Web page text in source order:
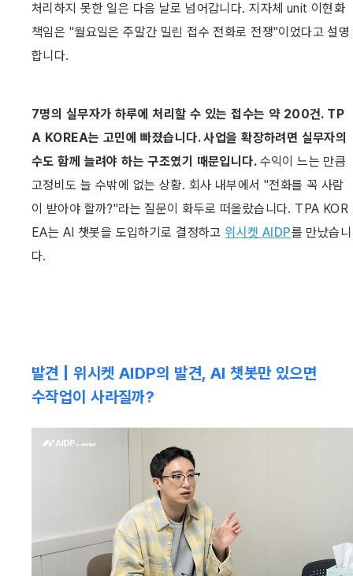
처리하지 못한 일은 다음 날로 넘어갑니다. 지자체 unit 이현화
책임은 "월요일은 주말간 밀린 접수 전화로 전쟁"이었다고 설명
합니다.
7명의 실무자가 하루에 처리할 수 있는 접수는 약 200건. TP
A KOREA는 고민에 빠졌습니다. 사업을 확장하려면 실무자의
수도 함께 늘려야 하는 구조였기 때문입니다. 수익이 느는 만큼
고정비도 늘 수밖에 없는 상황. 회사 내부에서 "전화를 꼭 사람
이 받아야 할까?"라는 질문이 화두로 떠올랐습니다. TPA KOR
EA는 AI 챗봇을 도입하기로 결정하고 위시켓 AIDP를 만났습니
다.
발견 | 위시켓 AIDP의 발견, AI 챗봇만 있으면
수작업이 사라질까?